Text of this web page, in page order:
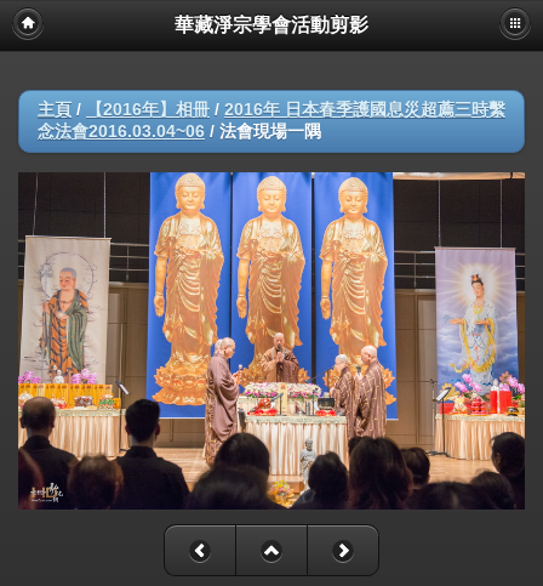
華藏淨宗學會活動剪影
主頁 / 【2016年】相冊 / 2016年 日本春季護國息災超薦三時繫
念法會2016.03.04~06 / 法會現場一隅